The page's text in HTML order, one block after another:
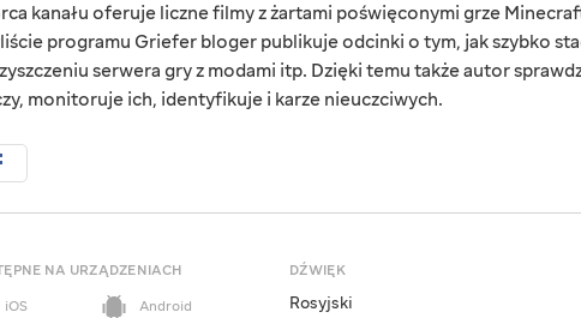
kanału oferuje liczne filmy z żartami poświęconymi grze
programu Griefer bloger publikuje odcinki o tym, jak szybko
serwera gry z modami itp. Dzięki temu także autor
monitoruje ich, identyfikuje i karze nieuczciwych.
NA URZĄDZENIACH
iOS
Android
DŹWIĘK
Rosyjski